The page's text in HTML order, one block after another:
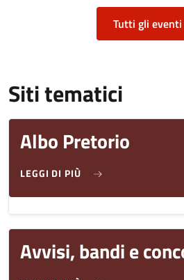
Tutti gli eventi
Siti tematici
Albo Pretorio
LEGGI DI PIÙSU ALBO PRETORIO
Avvisi, bandi e